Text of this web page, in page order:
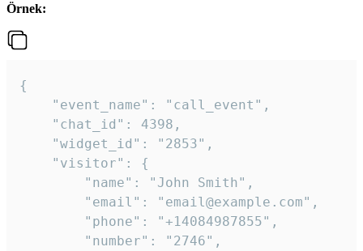
Örnek:
{
    "event_name": "call_event",
    "chat_id": 4398,
    "widget_id": "2853",
    "visitor": {
        "name": "John Smith",
        "email": "email@example.com",
        "phone": "+14084987855",
        "number": "2746",